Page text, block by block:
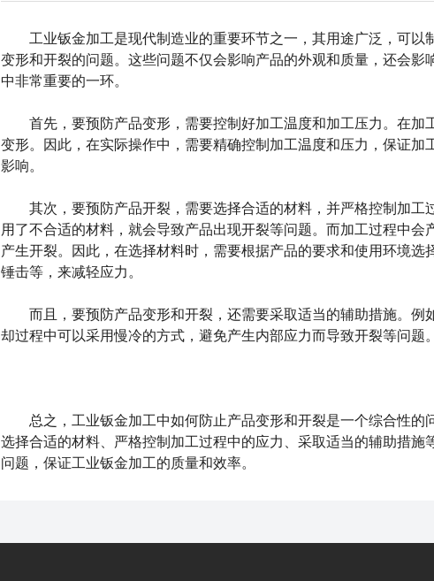
工业钣金加工是现代制造业的重要环节之一，其用途广泛，可
变形和开裂的问题。这些问题不仅会影响产品的外观和质量，还会
中非常重要的一环。
首先，要预防产品变形，需要控制好加工温度和加工压力。在加
变形。因此，在实际操作中，需要精确控制加工温度和压力，保证
影响。
其次，要预防产品开裂，需要选择合适的材料，并严格控制加工
用了不合适的材料，就会导致产品出现开裂等问题。而加工过程中
产生开裂。因此，在选择材料时，需要根据产品的要求和使用环境
锤击等，来减轻应力。
而且，要预防产品变形和开裂，还需要采取适当的辅助措施。例
却过程中可以采用慢冷的方式，避免产生内部应力而导致开裂等问题。
总之， 工业钣金加工中如何防止产品变形和开裂是一个综合性的
选择合适的材料、严格控制加工过程中的应力、采取适当的辅助措
问题，保证工业钣金加工的质量和效率。